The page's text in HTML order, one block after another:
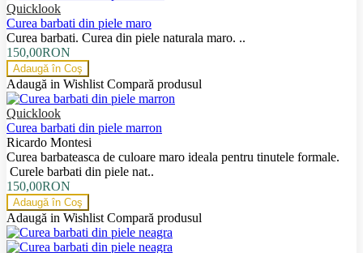
Quicklook
Curea barbati din piele maro
Curea barbati. Curea din piele naturala maro. ..
150,00RON
Adaugă în Coş
Adaugă in Wishlist Compară produsul
Quicklook
Curea barbati din piele marron
Ricardo Montesi
Curea barbateasca de culoare maro ideala pentru tinutele formale.
Curele barbati din piele nat..
150,00RON
Adaugă în Coş
Adaugă in Wishlist Compară produsul